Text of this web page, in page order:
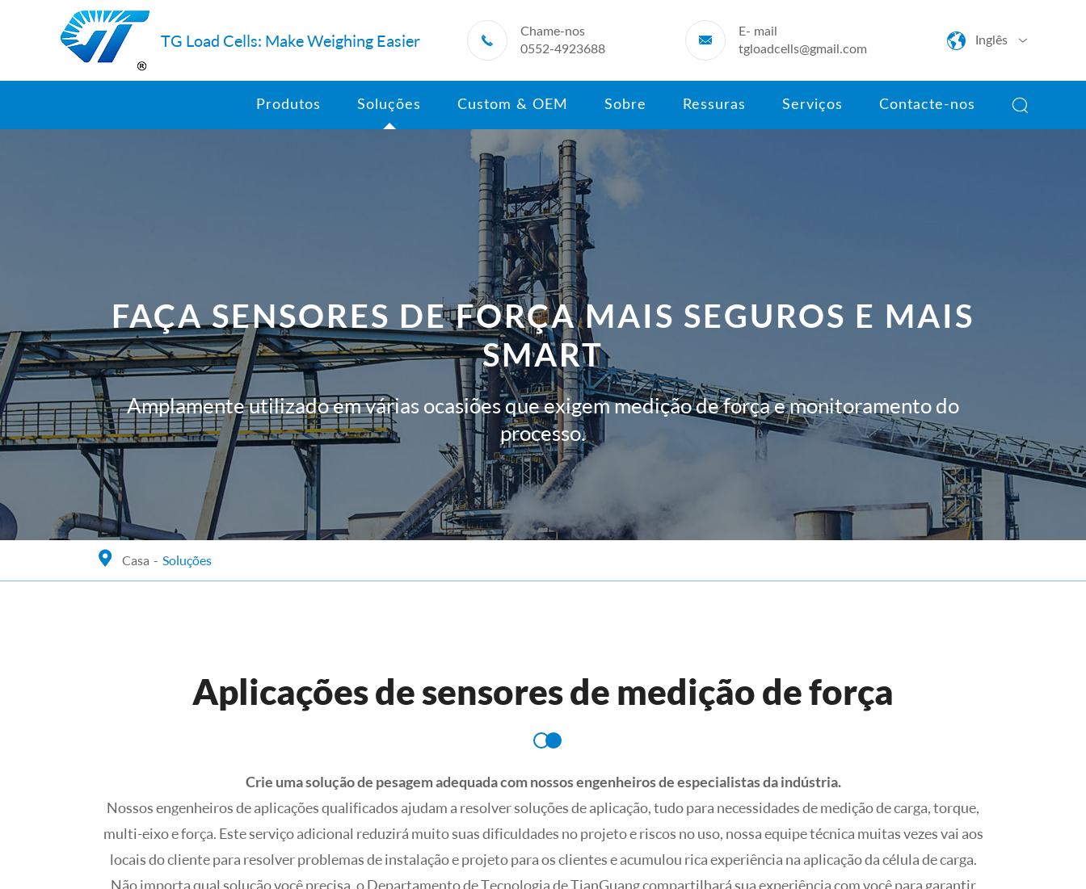
TG Load Cells: Make Weighing Easier 
Chame-nos
0552-4923688

E- mail
tgloadcells@gmail.com
 Inglês 
日本語
italiano
tiếng việt
ไทย
Produtos Soluções Custom & OEM Sobre Ressuras Serviços Contacte-nos 
FAÇA SENSORES DE FORÇA MAIS SEGUROS E MAIS
SMART
Amplamente utilizado em várias ocasiões que exigem medição de força e monitoramento do
processo.
Casa Soluções
Aplicações de sensores de medição de força
Crie uma solução de pesagem adequada com nossos engenheiros de especialistas da indústria.
Nossos engenheiros de aplicações qualificados ajudam a resolver soluções de aplicação, tudo para necessidades de medição de carga, torque,
multi-eixo e força. Este serviço adicional reduzirá muito suas dificuldades no projeto e riscos no uso, nossa equipe técnica muitas vezes vai aos
locais do cliente para resolver problemas de instalação e projeto para os clientes e acumulou rica experiência na aplicação da célula de carga.
Não importa qual solução você precisa, o Departamento de Tecnologia de TianGuang compartilhará sua experiência com você para garantir